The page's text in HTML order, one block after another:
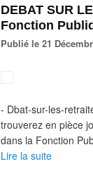
DEBAT SUR
Fonction
Publié le 21
- Dbat-sur-les-
trouverez en pièce
dans la Fonction
Lire la suite